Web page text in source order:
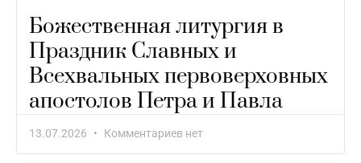
Божественная литургия в
Праздник Славных и
Всехвальных первоверховных
апостолов Петра и Павла
13.07.2026 Комментариев нет